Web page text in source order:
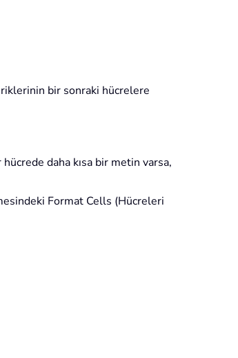
bir sonraki hücrelere
daha kısa bir metin varsa,
Format Cells (Hücreleri